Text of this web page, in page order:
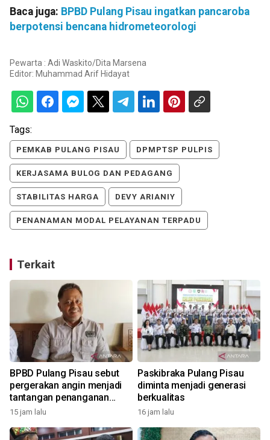
Baca juga: BPBD Pulang Pisau ingatkan pancaroba
berpotensi bencana hidrometeorologi
Pewarta : Adi Waskito/Dita Marsena
Editor: Muhammad Arif Hidayat
Tags:
PEMKAB PULANG PISAU DPMPTSP PULPIS
KERJASAMA BULOG DAN PEDAGANG
STABILITAS HARGA DEVY ARIANIY
PENANAMAN MODAL PELAYANAN TERPADU
Terkait
BPBD Pulang Pisau sebut
pergerakan angin menjadi
tantangan penanganan
karhutla
15 jam lalu
Paskibraka Pulang Pisau
diminta menjadi generasi
berkualitas
16 jam lalu